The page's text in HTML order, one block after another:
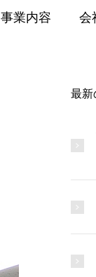
事業内容 会
最新